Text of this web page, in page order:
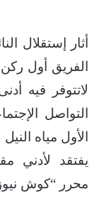
أثار إستقلال
الفريق أول
لاتتوفر فيه
التواصل
الأول مياه
يفتقد لأدني
محرر “كوش